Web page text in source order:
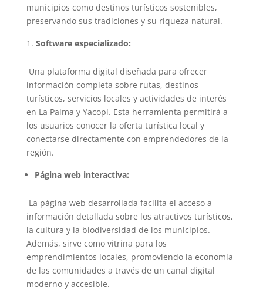
municipios como destinos turísticos sostenibles,
preservando sus tradiciones y su riqueza natural.
Software especializado:
Una plataforma digital diseñada para ofrecer
información completa sobre rutas, destinos
turísticos, servicios locales y actividades de interés
en La Palma y Yacopí. Esta herramienta permitirá a
los usuarios conocer la oferta turística local y
conectarse directamente con emprendedores de la
región.
Página web interactiva:
La página web desarrollada facilita el acceso a
información detallada sobre los atractivos turísticos,
la cultura y la biodiversidad de los municipios.
Además, sirve como vitrina para los
emprendimientos locales, promoviendo la economía
de las comunidades a través de un canal digital
moderno y accesible.